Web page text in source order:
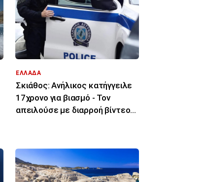
ΕΛΛΑΔΑ
Σκιάθος: Ανήλικος κατήγγειλε
17χρονο για βιασμό - Τον
απειλούσε με διαρροή βίντεο